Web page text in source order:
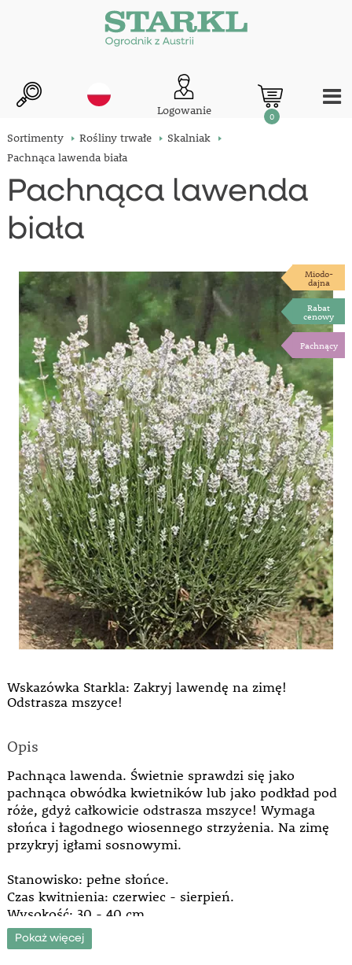
Logowanie 0
Sortimenty Rośliny trwałe
Skalniak
Pachnąca lawenda biała
Pachnąca lawenda
biała
Miodo-
dajna
Rabat
cenowy
Pachnący
Wskazówka Starkla: Zakryj lawendę na zimę!
Odstrasza mszyce!
Opis
Pachnąca lawenda. Świetnie sprawdzi się jako
pachnąca obwódka kwietników lub jako podkład pod
róże, gdyż całkowicie odstrasza mszyce! Wymaga
słońca i łagodnego wiosennego strzyżenia. Na zimę
przykryj igłami sosnowymi.
Stanowisko: pełne słońce.
Czas kwitnienia: czerwiec - sierpień.
Wysokość: 30 - 40 cm.
Roślina nadająca się do cięcia.
Pokaż więcej